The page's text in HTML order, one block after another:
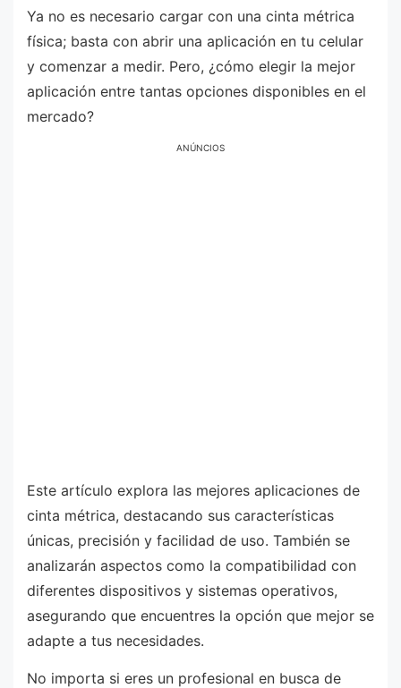
Ya no es necesario cargar con una cinta métrica
física; basta con abrir una aplicación en tu celular
y comenzar a medir. Pero, ¿cómo elegir la mejor
aplicación entre tantas opciones disponibles en el
mercado?
ANÚNCIOS
Este artículo explora las mejores aplicaciones de
cinta métrica, destacando sus características
únicas, precisión y facilidad de uso. También se
analizarán aspectos como la compatibilidad con
diferentes dispositivos y sistemas operativos,
asegurando que encuentres la opción que mejor se
adapte a tus necesidades.
No importa si eres un profesional en busca de